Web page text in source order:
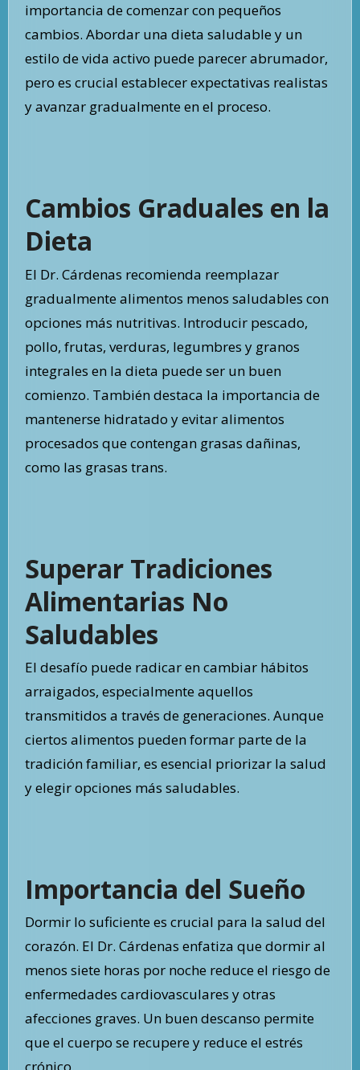
importancia de comenzar con pequeños
cambios. Abordar una dieta saludable y un
estilo de vida activo puede parecer abrumador,
pero es crucial establecer expectativas realistas
y avanzar gradualmente en el proceso.
Cambios Graduales en la
Dieta
El Dr. Cárdenas recomienda reemplazar
gradualmente alimentos menos saludables con
opciones más nutritivas. Introducir pescado,
pollo, frutas, verduras, legumbres y granos
integrales en la dieta puede ser un buen
comienzo. También destaca la importancia de
mantenerse hidratado y evitar alimentos
procesados que contengan grasas dañinas,
como las grasas trans.
Superar Tradiciones
Alimentarias No
Saludables
El desafío puede radicar en cambiar hábitos
arraigados, especialmente aquellos
transmitidos a través de generaciones. Aunque
ciertos alimentos pueden formar parte de la
tradición familiar, es esencial priorizar la salud
y elegir opciones más saludables.
Importancia del Sueño
Dormir lo suficiente es crucial para la salud del
corazón. El Dr. Cárdenas enfatiza que dormir al
menos siete horas por noche reduce el riesgo de
enfermedades cardiovasculares y otras
afecciones graves. Un buen descanso permite
que el cuerpo se recupere y reduce el estrés